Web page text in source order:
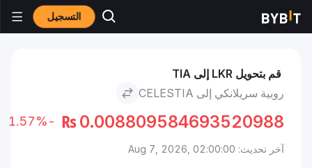
التسجيل
الأسواق روبية سريلانكي to Celestia
قم بتحويل LKR إلى TIA
روبية سريلانكي إلى CELESTIA
₨0.008809584693520988
-1.57%
آخر تحديث: Aug 7, 2026, 02:00:00